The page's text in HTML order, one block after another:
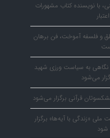
با نویسنده کتاب مشهورات
و فلسفه آموخت، فن برهان
به سیاست ورزی شهید
می‌شود
قرآنی برگزار می‌شود
«زندگی با آیه‌ها» برگزار